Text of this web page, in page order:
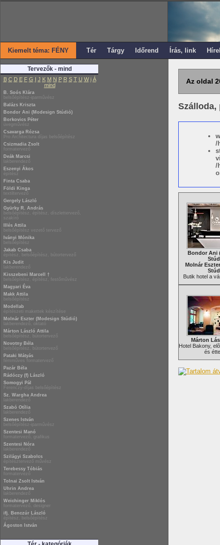
Kiemelt téma: FÉNY Tér Tárgy Időrend Írás, link
Tervezők - mind
B C D E F G I J K M N P R S T U W i Á
mind
B. Soós Klára
belsőépítész-iparművész
Balázs Kriszta
Bondor Ani (Modesign Stúdió)
Borkovics Péter
üvegművész
Csavarga Rózsa
Pro Architectura díjas belsőépítész
Csizmadia Zsolt
formatervező
Deák Marcsi
lakberendező
Eszenyi Ákos
építész
Finta Csaba
Földi Kinga
textiltervező
Gergely László
Gyürky R. András
belsőépítész, építész, díszlettervező,
szakíró
Illés Attila
belsőépítész vezető tervező
Iványi Mónika
belsőépítész
Jakab Csaba
építész, belsőépítész, bútortervező
Kis Judit
lakberendező
Kisszebeni Marcell †
belsőépítész, építész, festőművész
Magyari Éva
Makk Attila
belsőépítész
Modellab
építészeti makettek készítése
Molnár Eszter (Modesign Stúdió)
lakberendező, oktató
Márton László Attila
belsőépítész, bútortervező
Novotny Béla
belsőépítész, bútortervező
Pataki Mátyás
fémműves formatervező
Pazár Béla
Rádóczy (f) László
Somogyi Pál
Ferenczy-díjas belsőépítész
Sz. Wargha Andrea
lakberendező
Szabó Otília
lakberendező
Szenes István
belsőépítész-iparművész
Szentesi Manó
formatervező, grafikus
Szentesi Nóra
lakberendező
Szilágyi Szabolcs
építésztervező művész
Terebessy Tóbiás
formatervező
Tolnai Zsolt István
Uhrin Andrea
lakberendező
Weichinger Miklós
formatervező, designer
ifj. Benczúr László
építész, belsőépítész
Ágoston István
Az oldal
Szálloda,
/
/
Bondor Ani
Molnár
Butik hotel a
Márton
Hotel Bakony,
és